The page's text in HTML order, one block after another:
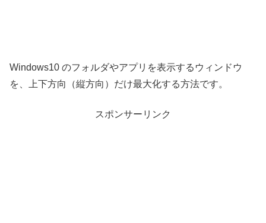
Windows10 のフォルダやアプリを表示するウィンドウ
を、上下方向（縦方向）だけ最大化する方法です。
スポンサーリンク